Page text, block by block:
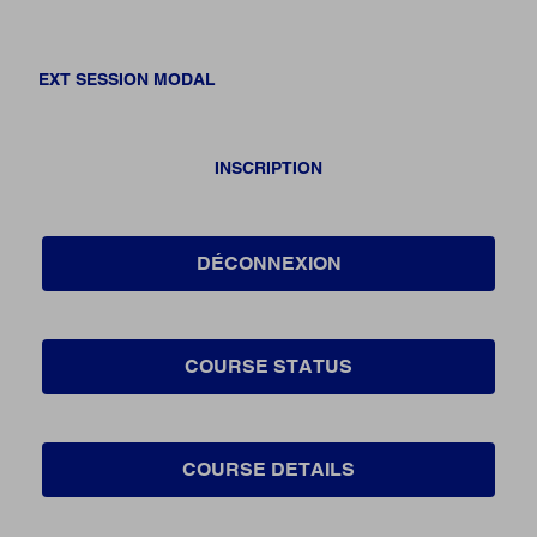
EXT SESSION MODAL
INSCRIPTION
DÉCONNEXION
COURSE STATUS
COURSE DETAILS